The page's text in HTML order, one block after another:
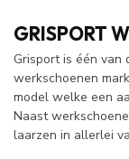
GRISPORT
Grisport is één van
werkschoenen
model welke een
Naast
laarzen in allerlei